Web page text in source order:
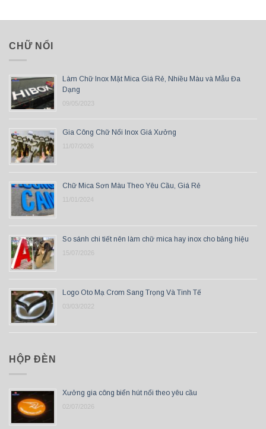
CHỮ NỔI
Làm Chữ Inox Mặt Mica Giá Rẻ, Nhiều Màu và Mẫu Đa
Dạng
09/05/2023
Gia Công Chữ Nổi Inox Giá Xưởng
11/07/2026
Chữ Mica Sơn Màu Theo Yêu Cầu, Giá Rẻ
11/01/2024
So sánh chi tiết nên làm chữ mica hay inox cho bảng hiệu
15/07/2026
Logo Oto Mạ Crom Sang Trọng Và Tinh Tế
03/03/2022
HỘP ĐÈN
Xưởng gia công biển hút nổi theo yêu cầu
02/07/2026